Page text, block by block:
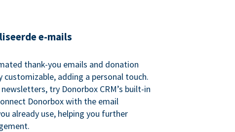
e-mails
thank-you emails and donation
adding a personal touch.
try Donorbox CRM’s built-in
Donorbox with the email
already use, helping you further